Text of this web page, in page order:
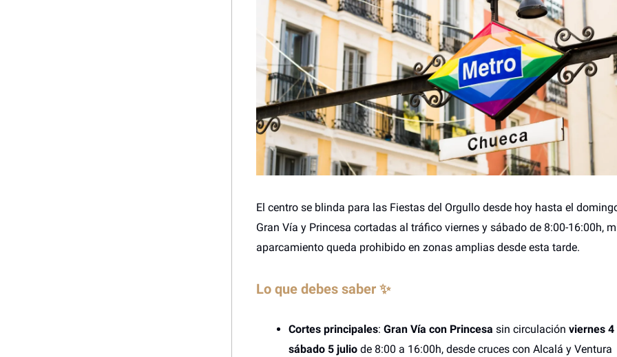
El centro se blinda para las Fiestas del Orgullo desde hoy hasta el
Gran Vía y Princesa cortadas al tráfico viernes y sábado de 8:00-16:00h,
aparcamiento queda prohibido en zonas amplias desde esta tarde.
Lo que debes saber ✨
Cortes principales: Gran Vía con Princesa sin circulación viernes 4
sábado 5 julio de 8:00 a 16:00h, desde cruces con Alcalá y Ventura